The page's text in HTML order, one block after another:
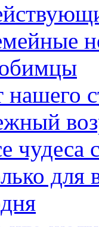
нашего
чудеса
для